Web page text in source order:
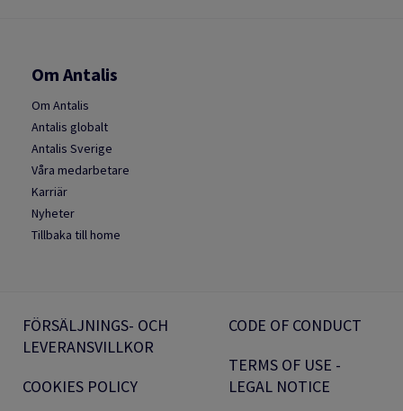
Om Antalis
Om Antalis
Antalis globalt
Antalis Sverige
Våra medarbetare
Karriär
Nyheter
Tillbaka till home
FÖRSÄLJNINGS- OCH
LEVERANSVILLKOR
COOKIES POLICY
CODE OF CONDUCT
TERMS OF USE -
LEGAL NOTICE